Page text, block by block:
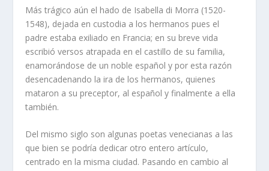
Más trágico aún el hado de Isabella di Morra (1520-
1548), dejada en custodia a los hermanos pues el
padre estaba exiliado en Francia; en su breve vida
escribió versos atrapada en el castillo de su familia,
enamorándose de un noble español y por esta razón
desencadenando la ira de los hermanos, quienes
mataron a su preceptor, al español y finalmente a ella
también.
Del mismo siglo son algunas poetas venecianas a las
que bien se podría dedicar otro entero artículo,
centrado en la misma ciudad. Pasando en cambio al